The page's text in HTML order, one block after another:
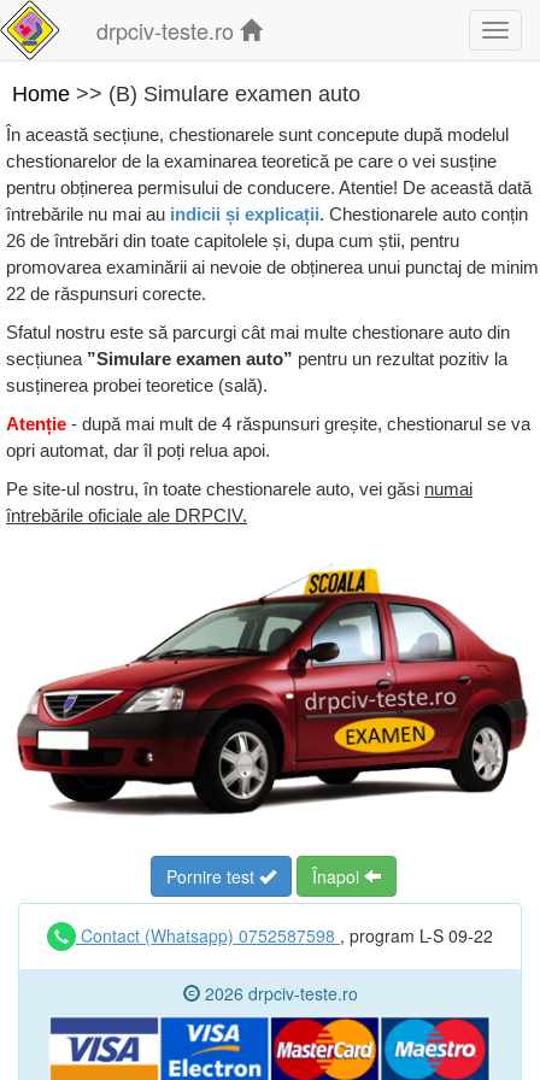
drpciv-teste.ro
Home >> (B) Simulare examen auto
În această secțiune, chestionarele sunt concepute după modelul
chestionarelor de la examinarea teoretică pe care o vei susține
pentru obținerea permisului de conducere. Atentie! De această dată
întrebările nu mai au indicii și explicații. Chestionarele auto conțin
26 de întrebări din toate capitolele și, dupa cum știi, pentru
promovarea examinării ai nevoie de obținerea unui punctaj de minim
22 de răspunsuri corecte.
Sfatul nostru este să parcurgi cât mai multe chestionare auto din
secțiunea ”Simulare examen auto” pentru un rezultat pozitiv la
susținerea probei teoretice (sală).
Atenție - după mai mult de 4 răspunsuri greșite, chestionarul se va
opri automat, dar îl poți relua apoi.
Pe site-ul nostru, în toate chestionarele auto, vei găsi numai
întrebările oficiale ale DRPCIV.
Pornire test Înapoi
Contact (Whatsapp) 0752587598 , program L-S 09-22
2026 drpciv-teste.ro